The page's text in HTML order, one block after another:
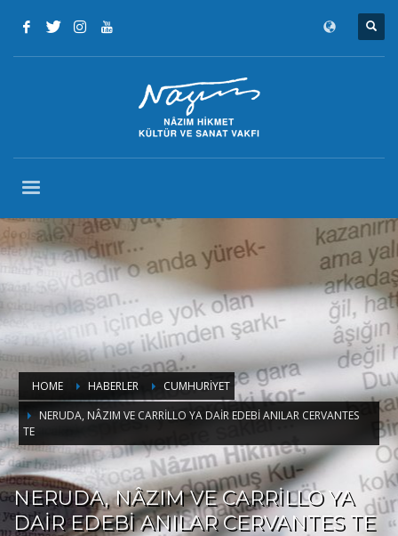
HOME HABERLER
CUMHURİYET
NERUDA, NÂZIM VE CARRİLLO YA DAİR EDEBİ ANILAR CERVANTES
TE
NERUDA, NÂZIM VE CARRİLLO YA
DAİR EDEBİ ANILAR CERVANTES TE